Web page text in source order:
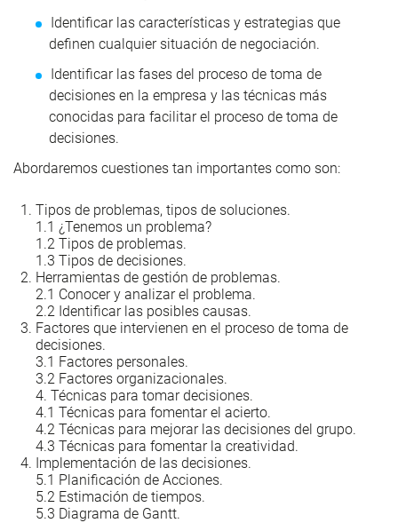
Identificar las características y estrategias que
definen cualquier situación de negociación.
Identificar las fases del proceso de toma de
decisiones en la empresa y las técnicas más
conocidas para facilitar el proceso de toma de
decisiones.
Abordaremos cuestiones tan importantes como son:
Tipos de problemas, tipos de soluciones.
1.1 ¿Tenemos un problema?
1.2 Tipos de problemas.
1.3 Tipos de decisiones.
Herramientas de gestión de problemas.
2.1 Conocer y analizar el problema.
2.2 Identificar las posibles causas.
Factores que intervienen en el proceso de toma de
decisiones.
3.1 Factores personales.
3.2 Factores organizacionales.
4. Técnicas para tomar decisiones.
4.1 Técnicas para fomentar el acierto.
4.2 Técnicas para mejorar las decisiones del grupo.
4.3 Técnicas para fomentar la creatividad.
Implementación de las decisiones.
5.1 Planificación de Acciones.
5.2 Estimación de tiempos.
5.3 Diagrama de Gantt.